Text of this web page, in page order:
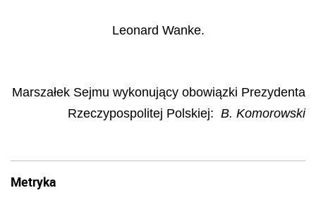
Leonard Wanke.
Marszałek Sejmu wykonujący obowiązki Prezydenta
Rzeczypospolitej Polskiej: B. Komorowski
Metryka